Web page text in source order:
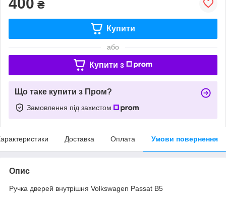
₴
Купити
або
Купити з
Що таке купити з Пром?
Замовлення під захистом
Доставка Оплата Умови повернення
Опис
Ручка дверей внутрішня Volkswagen Passat B5